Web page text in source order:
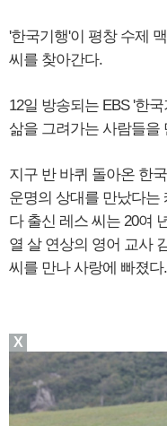
'한국기행'이 평창 수제
씨를 찾아간다.
12일 방송되는 EBS '한
삶을 그려가는 사람들을
지구 반 바퀴 돌아온 한
운명의 상대를 만났다는
다 출신 레스 씨는 20여
열 살 연상의 영어 교사
씨를 만나 사랑에 빠졌다.
X